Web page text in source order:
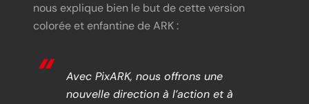
nous explique bien le but de cette version
colorée et enfantine de ARK :
Avec PixARK, nous offrons une
nouvelle direction à l’action et à